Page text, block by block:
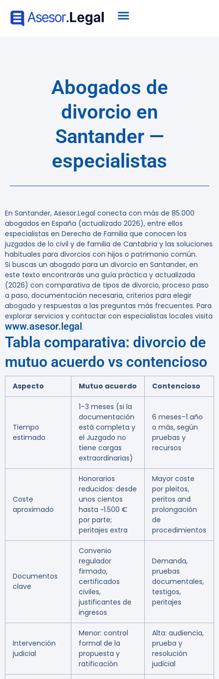
Abogados de
divorcio en
Santander —
especialistas
En Santander, Asesor.Legal conecta con más de 85.000
abogados en España (actualizado 2026), entre ellos
especialistas en Derecho de Familia que conocen los
juzgados de lo civil y de familia de Cantabria y las soluciones
habituales para divorcios con hijos o patrimonio común.
Si buscas un abogado para un divorcio en Santander, en
este texto encontrarás una guía práctica y actualizada
(2026) con comparativa de tipos de divorcio, proceso paso
a paso, documentación necesaria, criterios para elegir
abogado y respuestas a las preguntas más frecuentes. Para
explorar servicios y contactar con especialistas locales visita
www.asesor.legal.
Tabla comparativa: divorcio de
mutuo acuerdo vs contencioso
Aspecto Mutuo acuerdo Contencioso
Tiempo
estimado
1–3 meses (si la
documentación
está completa y
el Juzgado no
tiene cargas
extraordinarias)
6 meses–1 año
o más, según
pruebas y
recursos
Coste
aproximado
Honorarios
reducidos: desde
unos cientos
hasta ~1.500 €
por parte;
peritajes extra
Mayor coste
por pleitos,
peritos and
prolongación
de
procedimientos
Documentos
clave
Convenio
regulador
firmado,
certificados
civiles,
justificantes de
ingresos
Demanda,
pruebas
documentales,
testigos,
peritajes
Intervención
judicial
Menor: control
formal de la
propuesta y
ratificación
Alta: audiencia,
prueba y
resolución
judicial